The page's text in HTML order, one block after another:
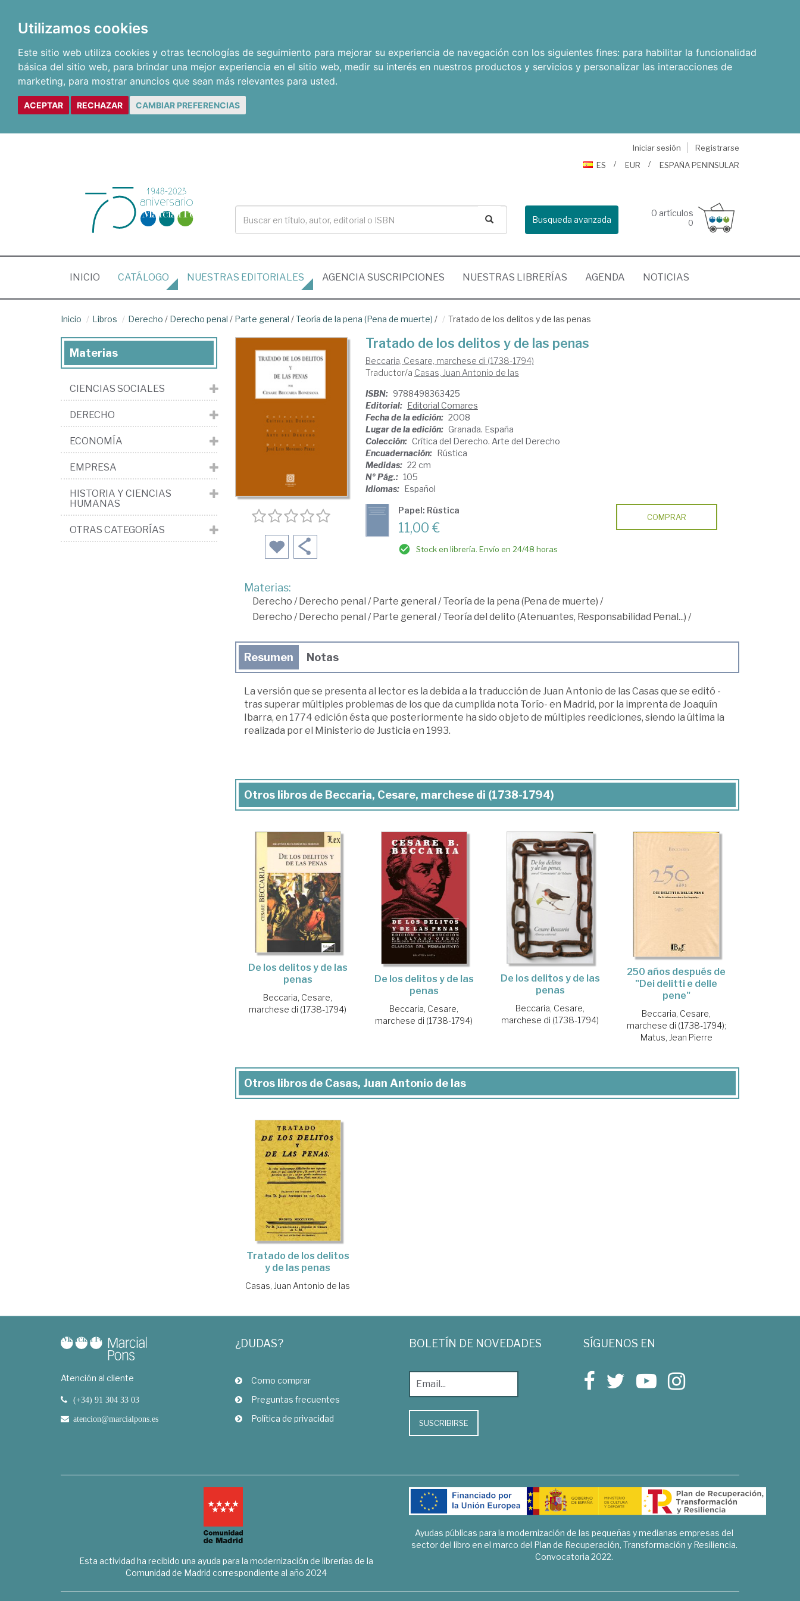
Utilizamos cookies
Este sitio web utiliza cookies y otras tecnologías de seguimiento para mejorar su experiencia de navegación con los siguientes fines: para habilitar la funcionalidad
básica del sitio web, para brindar una mejor experiencia en el sitio web, medir su interés en nuestros productos y servicios y personalizar las interacciones de
marketing, para mostrar anuncios que sean más relevantes para usted.
ACEPTAR RECHAZAR CAMBIAR PREFERENCIAS
Iniciar sesión
Registrarse
ES
EUR ESPAÑA PENINSULAR
Busqueda avanzada
0 artículos
0
INICIO (CURRENT)
CATÁLOGO NUESTRAS EDITORIALES AGENCIA SUSCRIPCIONES NUESTRAS LIBRERÍAS AGENDA NOTICIAS
Inicio Libros Derecho / Derecho penal / Parte general /Teoría de la pena (Pena de muerte) / Tratado de los delitos y de las penas
Tratado de los delitos y de las penas
Beccaria, Cesare, marchese di (1738-1794)
Traductor/a Casas, Juan Antonio de las
ISBN: 9788498363425
Editorial: Editorial Comares
Fecha de la edición: 2008
Lugar de la edición: Granada. España
Colección: Crítica del Derecho. Arte del Derecho
Encuadernación: Rústica
Medidas: 22 cm
Nº Pág.: 105
Idiomas: Español
Papel: Rústica
11,00 €
Stock en librería. Envío en 24/48 horas
COMPRAR
Materias:
Derecho /Derecho penal /Parte general /Teoría de la pena (Pena de muerte) /
Derecho /Derecho penal /Parte general /Teoría del delito (Atenuantes, Responsabilidad Penal...) /
Resumen Notas
La versión que se presenta al lector es la debida a la traducción de Juan Antonio de las Casas que se editó -
tras superar múltiples problemas de los que da cumplida nota Torío- en Madrid, por la imprenta de Joaquín
Ibarra, en 1774 edición ésta que posteriormente ha sido objeto de múltiples reediciones, siendo la última la
realizada por el Ministerio de Justicia en 1993.
Otros libros de Beccaria, Cesare, marchese di (1738-1794)
De los delitos y de las
penas
Beccaria, Cesare,
marchese di (1738-1794)
De los delitos y de las
penas
Beccaria, Cesare,
marchese di (1738-1794)
De los delitos y de las
penas
Beccaria, Cesare,
marchese di (1738-1794)
250 años después de
"Dei delitti e delle
pene"
Beccaria, Cesare,
marchese di (1738-1794);
Matus, Jean Pierre
Otros libros de Casas, Juan Antonio de las
Tratado de los delitos
y de las penas
Casas, Juan Antonio de las
Materias
CIENCIAS SOCIALES
DERECHO
ECONOMÍA
EMPRESA
HISTORIA Y CIENCIAS
HUMANAS
OTRAS CATEGORÍAS
Atención al cliente
(+34) 91 304 33 03
atencion@marcialpons.es
¿DUDAS?
Como comprar
Preguntas frecuentes
Política de privacidad
BOLETÍN DE NOVEDADES
SUSCRIBIRSE
SÍGUENOS EN
Esta actividad ha recibido una ayuda para la modernización de librerías de la
Comunidad de Madrid correspondiente al año 2024
Ayudas públicas para la modernización de las pequeñas y medianas empresas del
sector del libro en el marco del Plan de Recuperación, Transformación y Resiliencia.
Convocatoria 2022.